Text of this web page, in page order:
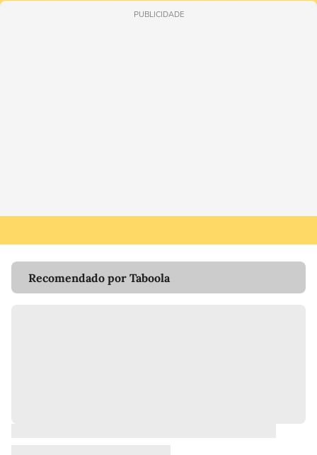
PUBLICIDADE
Recomendado por Taboola